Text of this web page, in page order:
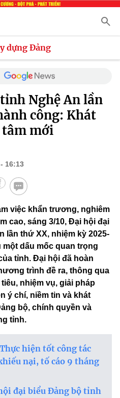
dựng Đảng
Nghệ An lần
công: Khát
mới
16:13
việc khẩn trương, nghiêm
cao, sáng 3/10, Đại hội đại
lần thứ XX, nhiệm kỳ 2025-
một dấu mốc quan trọng
tỉnh. Đại hội đã hoàn
trình đề ra, thông qua
nhiệm vụ, giải pháp
ý chí, niềm tin và khát
bộ, chính quyền và
tỉnh.
hiện tốt công tác
nại, tố cáo 9 tháng
đại biểu Đảng bộ tỉnh